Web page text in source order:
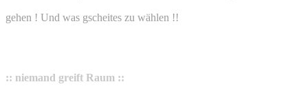
gehen ! Und was gscheites zu wählen !!
:: niemand greift Raum ::